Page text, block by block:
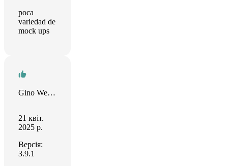
poca
variedad de
mock ups
Gino Webster
21 квіт.
2025 р.
Версія:
3.9.1